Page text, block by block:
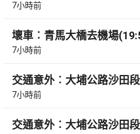
7小時前
壞車︰青馬大橋去機場
7小時前
交通意外︰大埔公路沙田
7小時前
交通意外︰大埔公路沙田